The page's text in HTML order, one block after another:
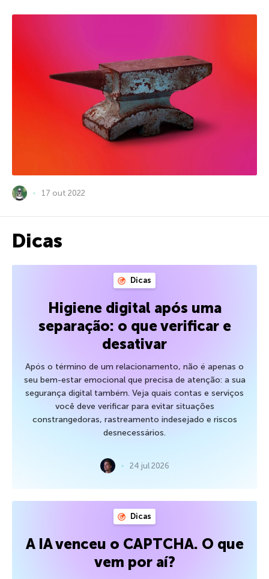
17 out 2022
Dicas
Dicas
Higiene digital após uma
separação: o que verificar e
desativar
Após o término de um relacionamento, não é apenas o
seu bem-estar emocional que precisa de atenção: a sua
segurança digital também. Veja quais contas e serviços
você deve verificar para evitar situações
constrangedoras, rastreamento indesejado e riscos
desnecessários.
24 jul 2026
Dicas
A IA venceu o CAPTCHA. O que
vem por aí?